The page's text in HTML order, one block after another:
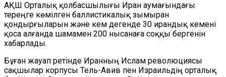
АҚШ Орталық қолбасшылығы Иран аумағындағы
тереңге көмілген баллистикалық зымыран
қондырғыларын және кем дегенде 30 ирандық кемені
қоса алғанда шамамен 200 нысанаға соққы бергенін
хабарлады.
Бұған жауап ретінде Иранның Ислам революциясы
сақшылар корпусы Тель-Авив пен Израильдің орталық